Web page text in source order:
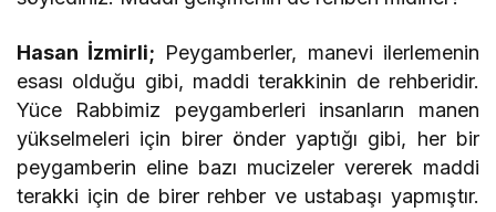
Hasan İzmirli; Peygamberler, manevi ilerlemenin
esası olduğu gibi, maddi terakkinin de rehberidir.
Yüce Rabbimiz peygamberleri insanların manen
yükselmeleri için birer önder yaptığı gibi, her bir
peygamberin eline bazı mucizeler vererek maddi
terakki için de birer rehber ve ustabaşı yapmıştır.